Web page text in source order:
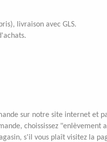
livraison avec GLS.
sur notre site internet et
choississez
s'il vous plaît visitez la